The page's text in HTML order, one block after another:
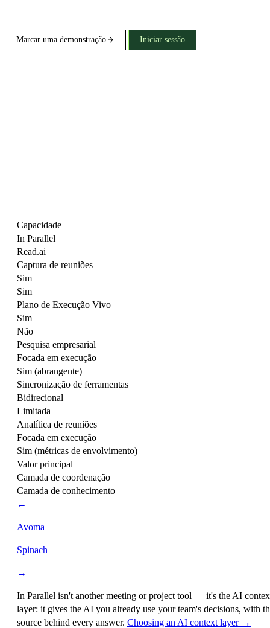
Marcar uma demonstração Iniciar sessão
Capacidade
In Parallel
Read.ai
Captura de reuniões
Sim
Sim
Plano de Execução Vivo
Sim
Não
Pesquisa empresarial
Focada em execução
Sim (abrangente)
Sincronização de ferramentas
Bidirecional
Limitada
Analítica de reuniões
Focada em execução
Sim (métricas de envolvimento)
Valor principal
Camada de coordenação
Camada de conhecimento
←
Avoma
Spinach
→
In Parallel isn't another meeting or project tool — it's the AI
layer: it gives the AI you already use your team's decisions, with
source behind every answer. Choosing an AI context layer →